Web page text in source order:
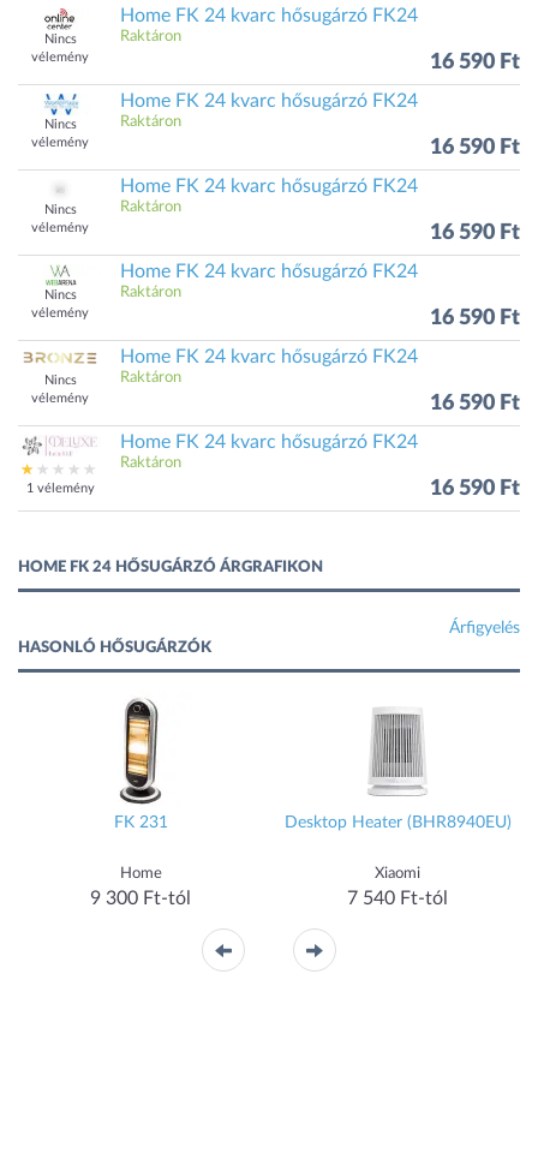
Nincs
vélemény
Home FK 24 kvarc hősugárzó FK24
Raktáron
16 590 Ft
Nincs
vélemény
Home FK 24 kvarc hősugárzó FK24
Raktáron
16 590 Ft
Nincs
vélemény
Home FK 24 kvarc hősugárzó FK24
Raktáron
16 590 Ft
Nincs
vélemény
Home FK 24 kvarc hősugárzó FK24
Raktáron
16 590 Ft
Nincs
vélemény
Home FK 24 kvarc hősugárzó FK24
Raktáron
16 590 Ft
1 vélemény
Home FK 24 kvarc hősugárzó FK24
Raktáron
16 590 Ft
HOME FK 24 HŐSUGÁRZÓ ÁRGRAFIKON
Árfigyelés
HASONLÓ HŐSUGÁRZÓK
FK 231
Home
9 300 Ft-tól
Desktop Heater (BHR8940EU)
Xiaomi
7 540 Ft-tól